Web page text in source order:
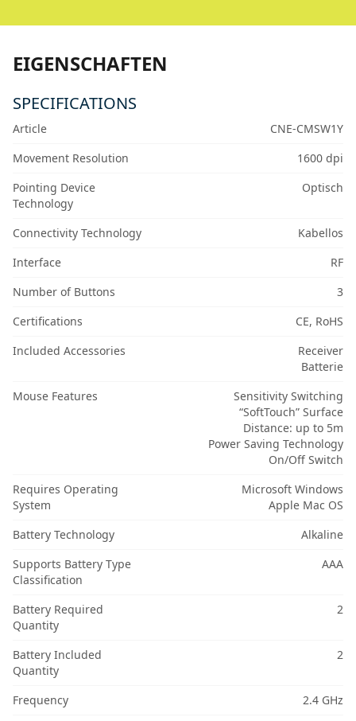
EIGENSCHAFTEN
SPECIFICATIONS
Article
CNE-CMSW1Y
Movement Resolution
1600 dpi
Pointing Device
Technology
Optisch
Connectivity Technology
Kabellos
Interface
RF
Number of Buttons
3
Certifications
CE, RoHS
Included Accessories
Receiver
Batterie
Mouse Features
Sensitivity Switching
“SoftTouch” Surface
Distance: up to 5m
Power Saving Technology
On/Off Switch
Requires Operating
System
Microsoft Windows
Apple Mac OS
Battery Technology
Alkaline
Supports Battery Type
Classification
AAA
Battery Required
Quantity
2
Battery Included
Quantity
2
Frequency
2.4 GHz